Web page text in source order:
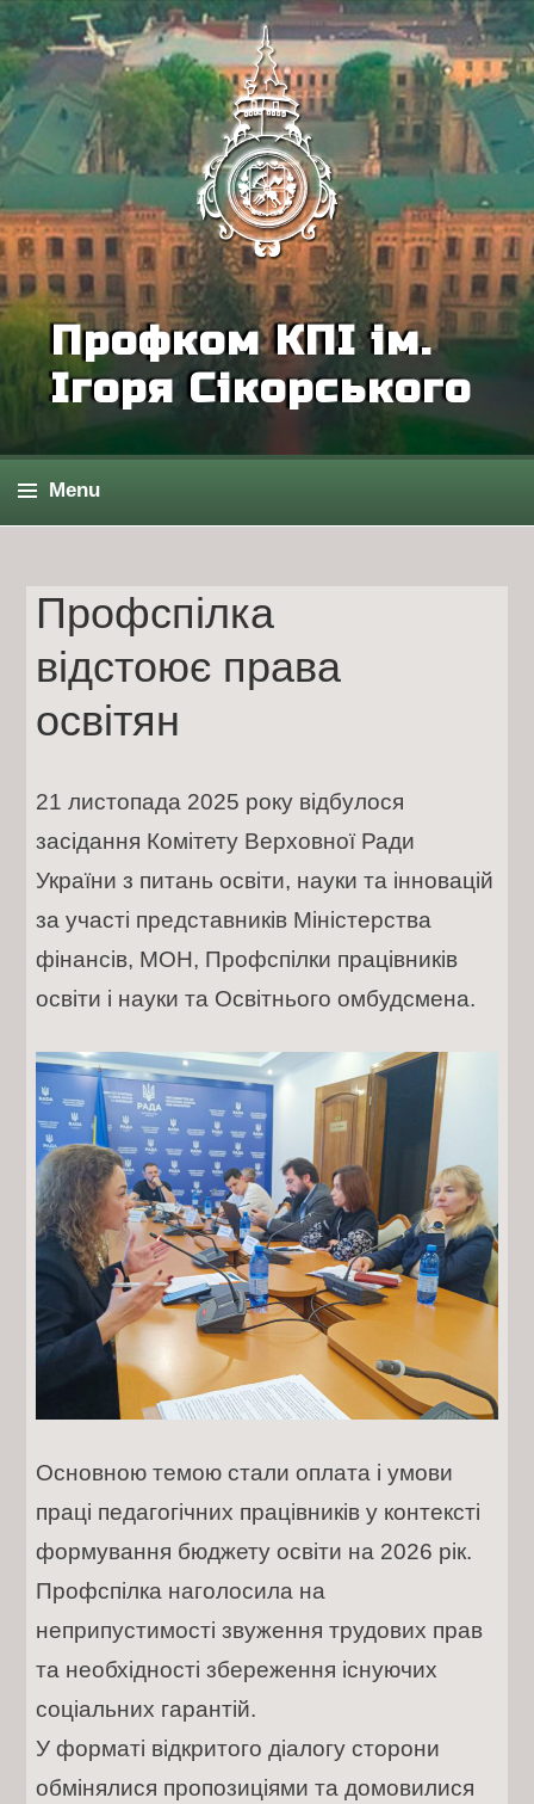
Профком КПІ ім.
Ігоря Сікорського
Menu
contentПрофспілка
відстоює права
освітян
21 листопада 2025 року відбулося
засідання Комітету Верховної Ради
України з питань освіти, науки та інновацій
за участі представників Міністерства
фінансів, МОН, Профспілки працівників
освіти і науки та Освітнього омбудсмена.
Основною темою стали оплата і умови
праці педагогічних працівників у контексті
формування бюджету освіти на 2026 рік.
Профспілка наголосила на
неприпустимості звуження трудових прав
та необхідності збереження існуючих
соціальних гарантій.
У форматі відкритого діалогу сторони
обмінялися пропозиціями та домовилися